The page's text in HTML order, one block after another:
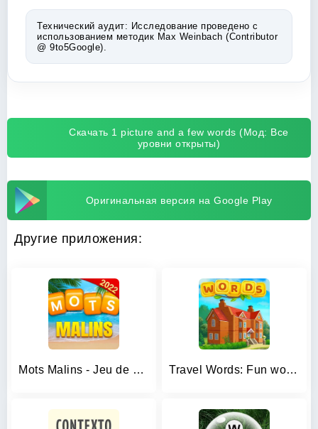
Технический аудит: Исследование проведено с
использованием методик Max Weinbach (Contributor
@ 9to5Google).
Скачать 1 picture and a few words (Мод: Все
уровни открыты)
Оригинальная версия на Google Play
Другие приложения:
Mots Malins - Jeu de mots pro Travel Words: Fun word games